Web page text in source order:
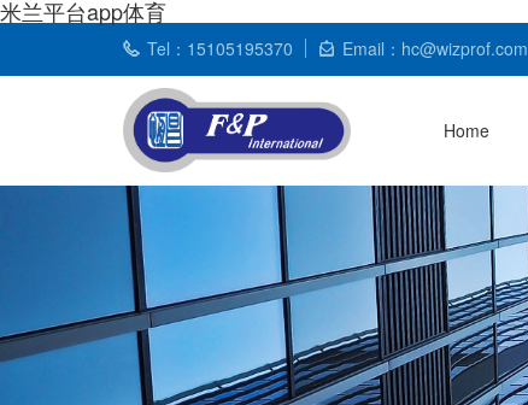
米兰平台app体育
Tel：15105195370 Email：hc@wizprof.com
Home